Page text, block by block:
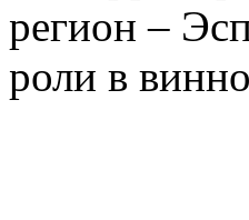
регион –
роли в